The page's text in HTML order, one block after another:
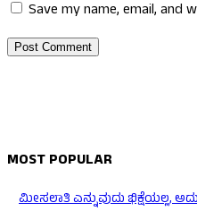
Save my name, email,
MOST POPULAR
ಮೀಸಲಾತಿ ಎನ್ನುವುದು ಭಿಕ್ಷೆಯಲ್ಲ,